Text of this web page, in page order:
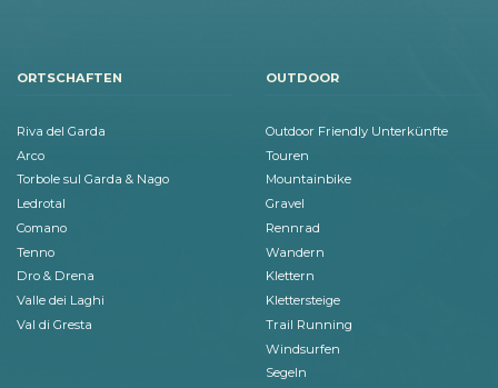
ORTSCHAFTEN
Riva del Garda
Arco
Torbole sul Garda & Nago
Ledrotal
Comano
Tenno
Dro & Drena
Valle dei Laghi
Val di Gresta
OUTDOOR
Outdoor Friendly Unterkünfte
Touren
Mountainbike
Gravel
Rennrad
Wandern
Klettern
Klettersteige
Trail Running
Windsurfen
Segeln